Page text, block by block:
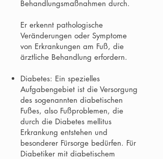
Behandlungsmaßnahmen durch.
Er erkennt pathologische
Veränderungen oder Symptome
von Erkrankungen am Fuß, die
ärztliche Behandlung erfordern.
Diabetes: Ein spezielles
Aufgabengebiet ist die Versorgung
des sogenannten diabetischen
Fußes, also Fußproblemen, die
durch die Diabetes mellitus
Erkrankung entstehen und
besonderer Fürsorge bedürfen. Für
Diabetiker mit diabetischem